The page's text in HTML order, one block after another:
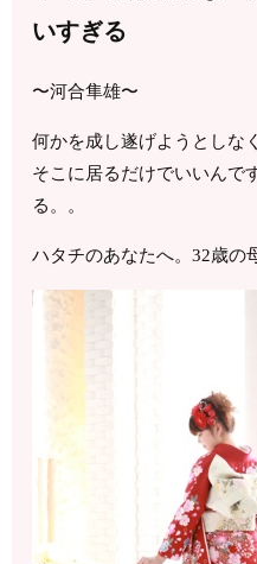
いすぎる
〜河合隼雄〜
何かを成し遂げようとしな
そこに居るだけでいいんで
る。。
ハタチのあなたへ。32歳の